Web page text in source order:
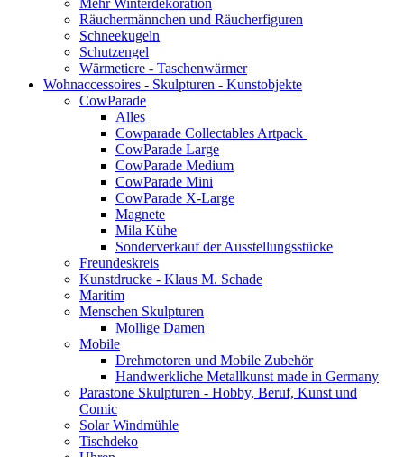
Mehr Winterdekoration
Räuchermännchen und Räucherfiguren
Schneekugeln
Schutzengel
Wärmetiere - Taschenwärmer
Wohnaccessoires - Skulpturen - Kunstobjekte
CowParade
Alles
Cowparade Collectables Artpack
CowParade Large
CowParade Medium
CowParade Mini
CowParade X-Large
Magnete
Mila Kühe
Sonderverkauf der Ausstellungsstücke
Freundeskreis
Kunstdrucke - Klaus M. Schade
Maritim
Menschen Skulpturen
Mollige Damen
Mobile
Drehmotoren und Mobile Zubehör
Handwerkliche Metallkunst made in Germany
Parastone Skulpturen - Hobby, Beruf, Kunst und
Comic
Solar Windmühle
Tischdeko